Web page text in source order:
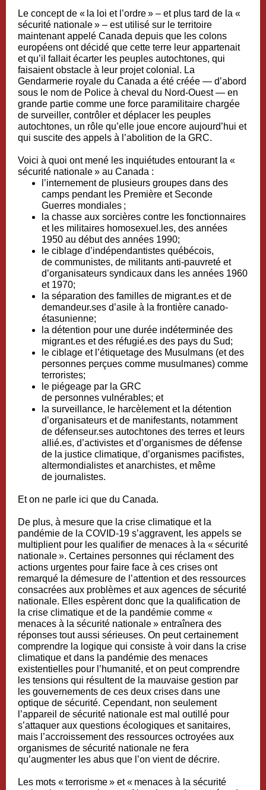
Le concept de « la loi et l’ordre » – et plus tard de la «
sécurité nationale » – est utilisé sur le territoire
maintenant appelé Canada depuis que les colons
européens ont décidé que cette terre leur appartenait
et qu’il fallait écarter les peuples autochtones, qui
faisaient obstacle à leur projet colonial. La
Gendarmerie royale du Canada a été créée — d’abord
sous le nom de Police à cheval du Nord-Ouest — en
grande partie comme une force paramilitaire chargée
de surveiller, contrôler et déplacer les peuples
autochtones, un rôle qu’elle joue encore aujourd’hui et
qui suscite des appels à l’abolition de la GRC.
Voici à quoi ont mené les inquiétudes entourant la «
sécurité nationale » au Canada :
l’internement de plusieurs groupes dans des
camps pendant les Première et Seconde
Guerres mondiales ;
la chasse aux sorcières contre les fonctionnaires
et les militaires homosexuel.les, des années
1950 au début des années 1990;
le ciblage d’indépendantistes québécois,
de communistes, de militants anti-pauvreté et
d’organisateurs syndicaux dans les années 1960
et 1970;
la séparation des familles de migrant.es et de
demandeur.ses d’asile à la frontière canado-
étasunienne;
la détention pour une durée indéterminée des
migrant.es et des réfugié.es des pays du Sud;
le ciblage et l’étiquetage des Musulmans (et des
personnes perçues comme musulmanes) comme
terroristes;
le piégeage par la GRC
de personnes vulnérables; et
la surveillance, le harcèlement et la détention
d’organisateurs et de manifestants, notamment
de défenseur.ses autochtones des terres et leurs
allié.es, d’activistes et d’organismes de défense
de la justice climatique, d’organismes pacifistes,
altermondialistes et anarchistes, et même
de journalistes.
Et on ne parle ici que du Canada.
De plus, à mesure que la crise climatique et la
pandémie de la COVID-19 s’aggravent, les appels se
multiplient pour les qualifier de menaces à la « sécurité
nationale ». Certaines personnes qui réclament des
actions urgentes pour faire face à ces crises ont
remarqué la démesure de l’attention et des ressources
consacrées aux problèmes et aux agences de sécurité
nationale. Elles espèrent donc que la qualification de
la crise climatique et de la pandémie comme «
menaces à la sécurité nationale » entraînera des
réponses tout aussi sérieuses. On peut certainement
comprendre la logique qui consiste à voir dans la crise
climatique et dans la pandémie des menaces
existentielles pour l’humanité, et on peut comprendre
les tensions qui résultent de la mauvaise gestion par
les gouvernements de ces deux crises dans une
optique de sécurité. Cependant, non seulement
l’appareil de sécurité nationale est mal outillé pour
s’attaquer aux questions écologiques et sanitaires,
mais l’accroissement des ressources octroyées aux
organismes de sécurité nationale ne fera
qu’augmenter les abus que l’on vient de décrire.
Les mots « terrorisme » et « menaces à la sécurité